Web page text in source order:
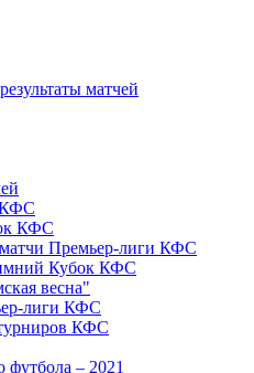
матчей
КФС
КФС
Премьер-лиги КФС
Кубок КФС
весна"
лиги КФС
КФС
футбола – 2021